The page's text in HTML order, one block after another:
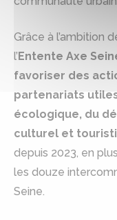
Grâce à l’ambition
l’Entente Axe
favoriser des
partenariats
écologique, du
culturel et
depuis 2023, en
les douze
Seine.